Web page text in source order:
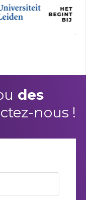
des
nous !